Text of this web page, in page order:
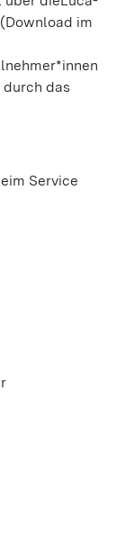
im
das
Service